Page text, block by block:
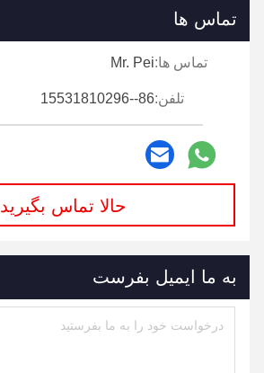
تماس ها
تماس ها:Mr. Pei
تلفن:86--15531810296
حالا تماس بگیرید
به ما ایمیل بفرست